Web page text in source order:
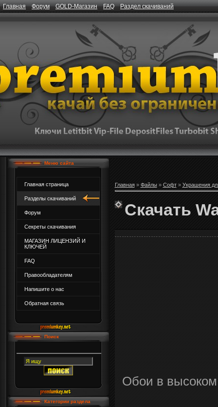
Главная Форум GOLD-Магазин FAQ Раздел скачиваний
Меню сайта
Главная страница
Разделы скачиваний
Форум
Секреты скачивания
МАГАЗИН ЛИЦЕНЗИЙ И
КЛЮЧЕЙ
FAQ
Правообладателям
Напишите о нас
Обратная связь
Поиск
Категории раздела
Главная» Файлы» Софт» Украшения
Скачать
Обои в